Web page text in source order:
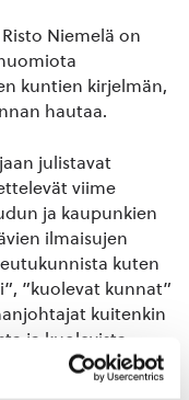
Niemelä on
kuntien kirjelmän,
hautaa.
julistavat
viime
ja kaupunkien
ilmaisujen
kuten
”kuolevat kunnat”
kuitenkin
ja kuolevista